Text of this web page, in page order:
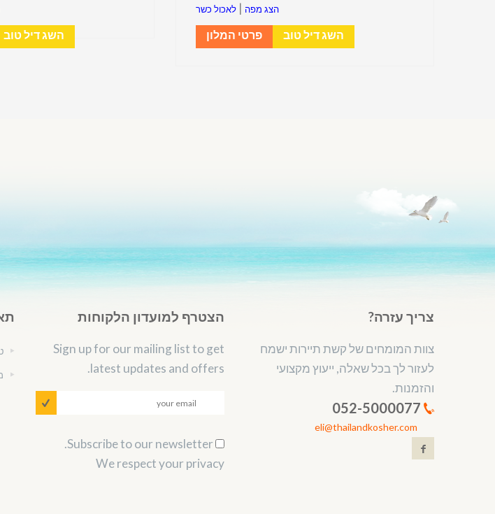
הצג מפה | לאכול כשר
פרטי המלון השג דיל טוב השג דיל טוב
צריך עזרה?
צוות המומחים של קשת תיירות ישמח
לעזור לך בכל שאלה, ייעוץ מקצועי
והזמנות.
eli@thailandkosher.com
הצטרף למועדון הלקוחות
Sign up for our mailing list to get
latest updates and offers.
We respect your privacy